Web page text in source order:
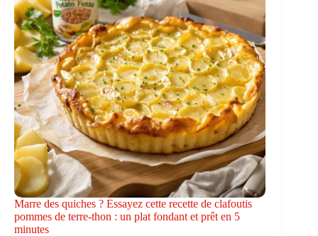
Marre des quiches ? Essayez cette recette de clafoutis
pommes de terre-thon : un plat fondant et prêt en 5
minutes